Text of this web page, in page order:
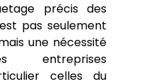
précis des
pas seulement
une nécessité
entreprises